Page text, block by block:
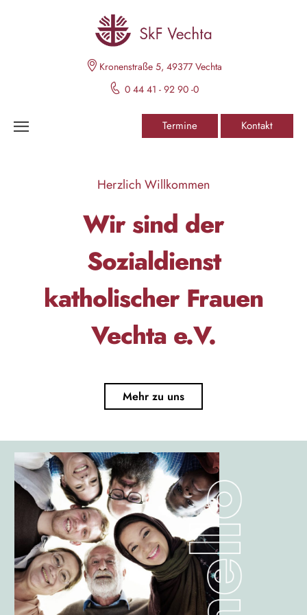
Kronenstraße 5, 49377 Vechta
0 44 41 - 92 90 -0
Termine Kontakt
Herzlich Willkommen
Wir sind der
Sozialdienst
katholischer Frauen
Vechta e.V.
Mehr zu uns